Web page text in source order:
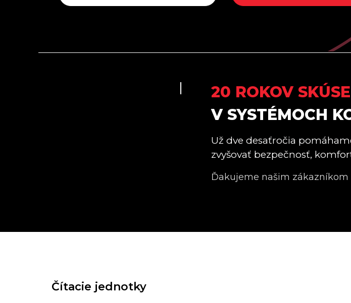
20 ROKOV
V SYSTÉMOCH
Už dve desaťročia
zvyšovať bezpečnosť,
Ďakujeme našim zákazníkom
Čítacie jednotky